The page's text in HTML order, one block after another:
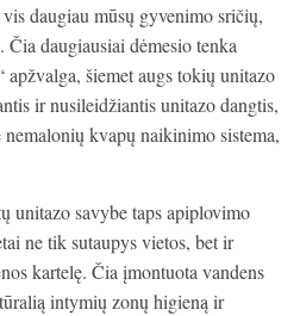
daugiau mūsų gyvenimo sričių,
daugiausiai dėmesio tenka
šiemet augs tokių unitazo
ir nusileidžiantis unitazo dangtis,
kvapų naikinimo sistema,
unitazo savybe taps apiplovimo
ne tik sutaupys vietos, bet ir
kartelę. Čia įmontuota vandens
intymių zonų higieną ir